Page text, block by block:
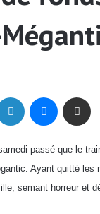
Linkedin Messenger
passé que le
Ayant quitté
semant horreur et